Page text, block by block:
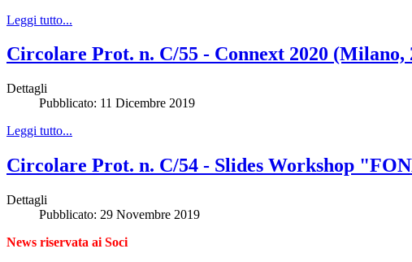
Leggi tutto...
Circolare Prot. n. C/55 - Connext 2020 (Milano,
Dettagli
Pubblicato: 11 Dicembre 2019
Leggi tutto...
Circolare Prot. n. C/54 - Slides Workshop
Dettagli
Pubblicato: 29 Novembre 2019
News riservata ai Soci